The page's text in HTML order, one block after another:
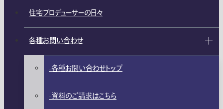
住宅プロデューサーの日々
各種お問い合わせ
各種お問い合わせトップ
資料のご請求はこちら